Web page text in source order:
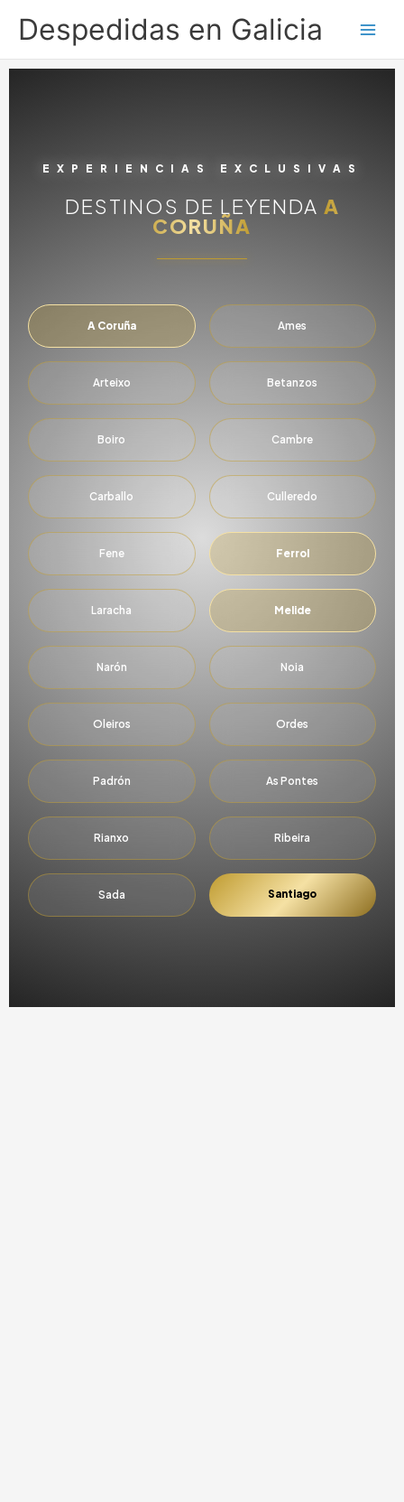
Despedidas en Galicia
EXPERIENCIAS EXCLUSIVAS
DESTINOS DE LEYENDA A
CORUÑA
A Coruña Ames
Arteixo Betanzos
Boiro Cambre
Carballo Culleredo
Fene Ferrol
Laracha Melide
Narón Noia
Oleiros Ordes
Padrón As Pontes
Rianxo Ribeira
Sada Santiago